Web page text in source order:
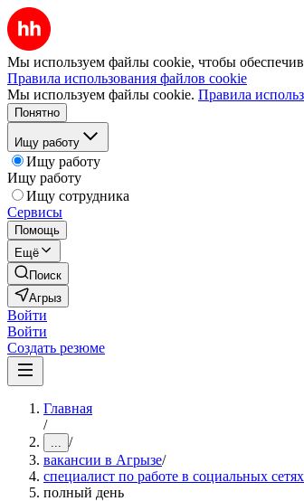
Мы используем файлы cookie, чтобы
Правила использования файлов cookie
Мы используем файлы cookie. Правила
Понятно
Ищу работу
Ищу работу
Ищу работу
Ищу сотрудника
Сервисы
Помощь
Ещё
Поиск
Агрыз
Войти
Войти
Создать резюме
Главная
/
... /
вакансии в Агрызе/
специалист по работе в социальных сетях
полный день